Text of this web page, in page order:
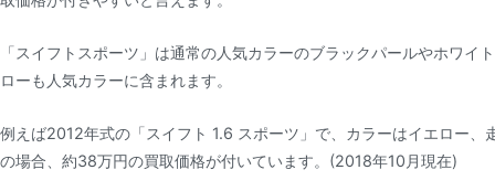
「スイフトスポーツ」は通常の人気カラーのブラックパールやホワイ
ローも人気カラーに含まれます。
例えば2012年式の「スイフト 1.6 スポーツ」で、カラーはイエロー、
の場合、約38万円の買取価格が付いています。 (2018年10月現在)